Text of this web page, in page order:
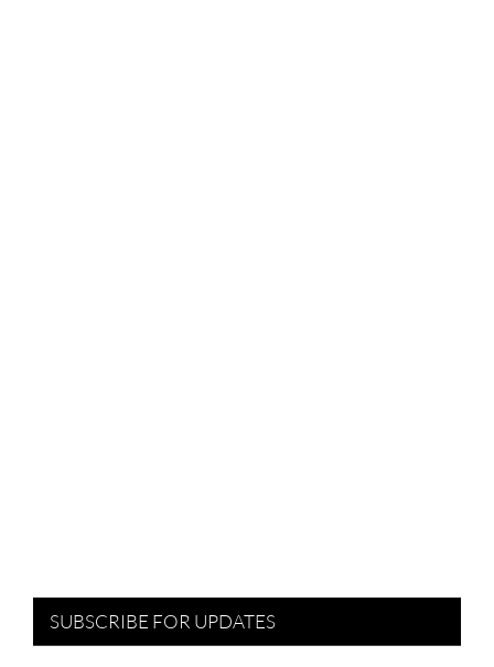
SUBSCRIBE FOR UPDATES